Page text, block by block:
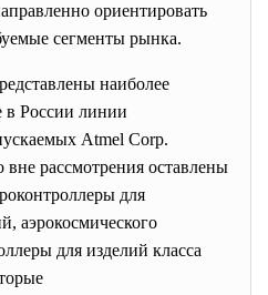
ориентировать
сегменты рынка.
наиболее
в России линии
Atmel Corp.
рассмотрения оставлены
для
аэрокосмического
для изделий класса